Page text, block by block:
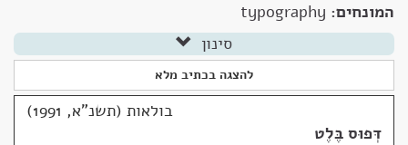
המונחים: typography
סינון
להצגה בכתיב מלא
בולאות (תשנ"א, 1991)
דְּפוּס בֶּלֶט